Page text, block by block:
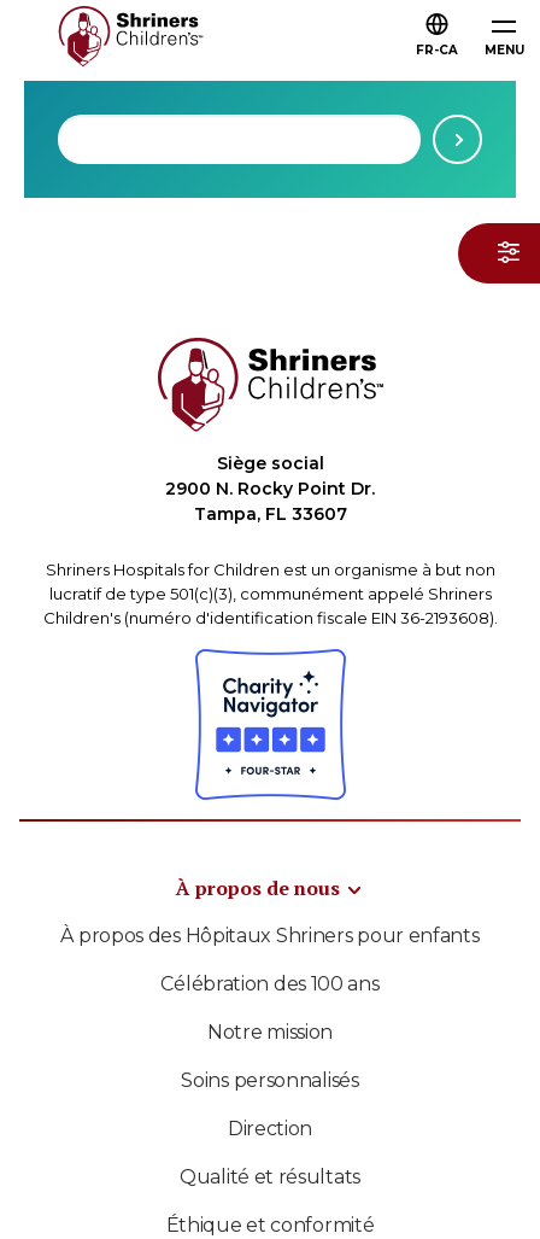
MENU
FR-CA
Siège social
2900 N. Rocky Point Dr.
Tampa, FL 33607
Shriners Hospitals for Children est un organisme à but non
lucratif de type 501(c)(3), communément appelé Shriners
Children's (numéro d'identification fiscale EIN 36-2193608).
À propos de nous
À propos des Hôpitaux Shriners pour enfants
Célébration des 100 ans
Notre mission
Soins personnalisés
Direction
Qualité et résultats
Éthique et conformité